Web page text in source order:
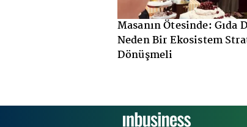
Masanın Ötesinde: Gıda Diplomasisi
Neden Bir Ekosistem Stratejisine